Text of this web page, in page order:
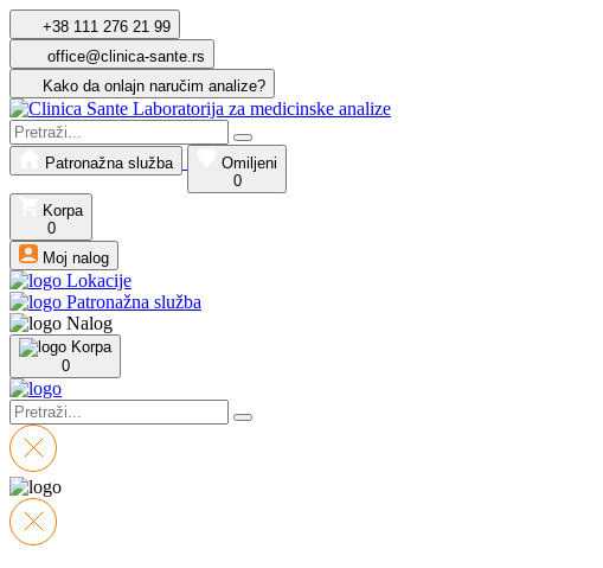
+38 111 276 21 99
office@clinica-sante.rs
Kako da onlajn naručim analize?
Patronažna služba
Omiljeni
0
Korpa
0
Moj nalog
Lokacije
Patronažna služba
Nalog
Korpa
0